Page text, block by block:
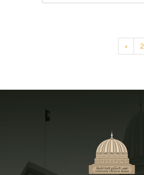
2
»